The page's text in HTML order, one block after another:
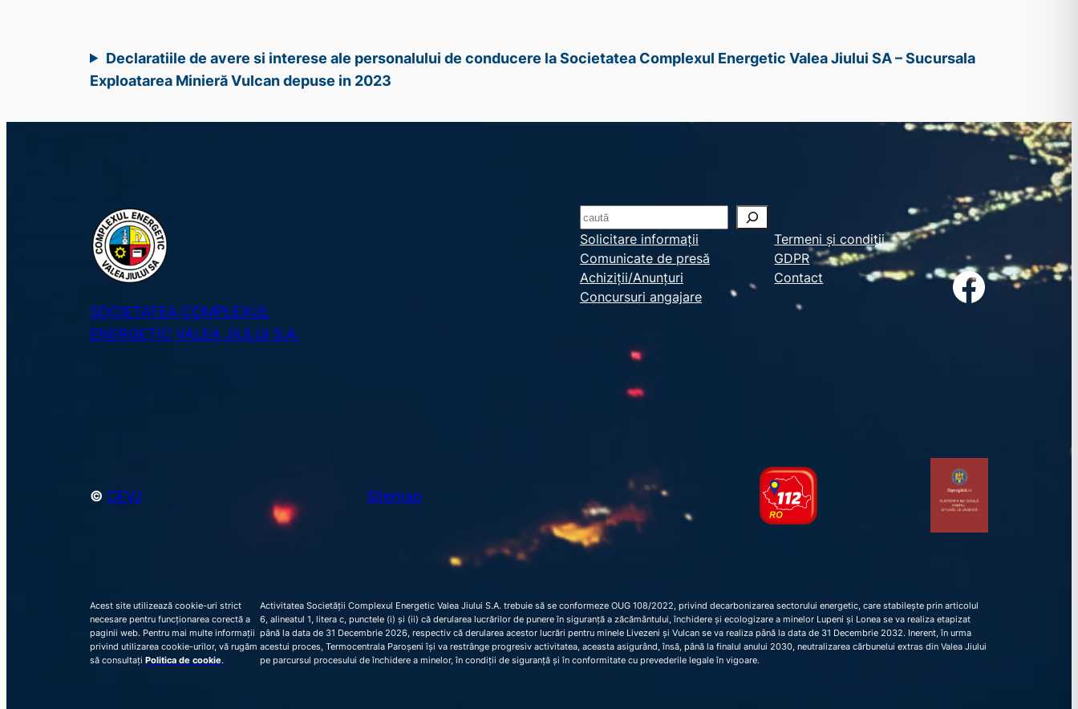
Declaratiile de avere si interese ale personalului de conducere la Societatea Complexul Energetic Valea Jiului SA – Sucursala
Exploatarea Minieră Vulcan depuse in 2023
SOCIETATEA COMPLEXUL
ENERGETIC VALEA JIULUI S.A.
S
e
a
r
c
Solicitare informații
Comunicate de presă
Achiziții/Anunțuri
Concursuri angajare
Termeni și condiții
GDPR
Contact
Facebook
© CEVJ Sitemap
Acest site utilizează cookie-uri strict
necesare pentru funcționarea corectă a
paginii web. Pentru mai multe informații
privind utilizarea cookie-urilor, vă rugăm
să consultați Politica de cookie.
Activitatea Societății Complexul Energetic Valea Jiului S.A. trebuie să se conformeze OUG 108/2022, privind decarbonizarea sectorului energetic, care stabilește prin articolul
6, alineatul 1, litera c, punctele (i) și (ii) că derularea lucrărilor de punere în siguranță a zăcământului, închidere și ecologizare a minelor Lupeni și Lonea se va realiza etapizat
până la data de 31 Decembrie 2026, respectiv că derularea acestor lucrări pentru minele Livezeni și Vulcan se va realiza până la data de 31 Decembrie 2032. Inerent, în urma
acestui proces, Termocentrala Paroșeni își va restrânge progresiv activitatea, aceasta asigurând, însă, până la finalul anului 2030, neutralizarea cărbunelui extras din Valea Jiului
pe parcursul procesului de închidere a minelor, în condiții de siguranță și în conformitate cu prevederile legale în vigoare.